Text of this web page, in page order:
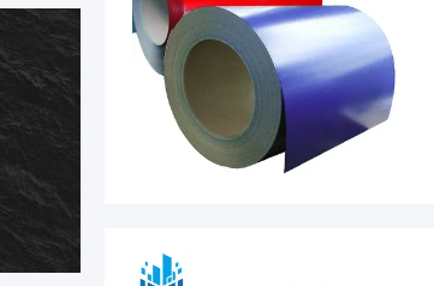
Diana Costa
Ich bin beeindruckt von der Festigkeit und
Veredelung des Stahls, perfekt für unsere